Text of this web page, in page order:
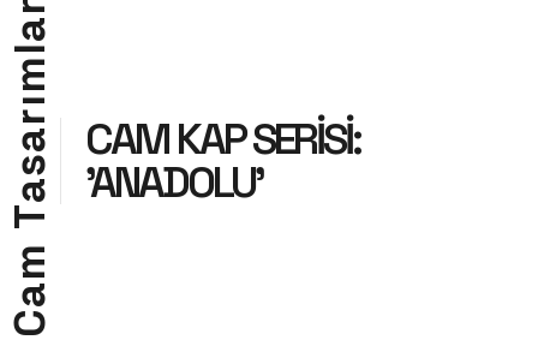
C
a
m
T
a
s
a
r
ı
m
l
a
r
CAM KAP SERİSİ:
'ANADOLU'